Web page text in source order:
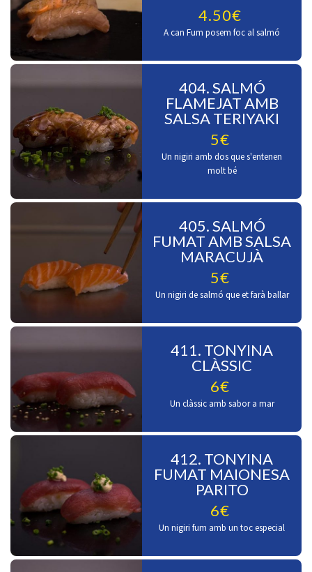
4.50€
A can Fum posem foc al salmó
404. SALMÓ
FLAMEJAT AMB
SALSA TERIYAKI
5€
Un nigiri amb dos que s'entenen
molt bé
405. SALMÓ
FUMAT AMB SALSA
MARACUJÀ
5€
Un nigiri de salmó que et farà ballar
411. TONYINA
CLÀSSIC
6€
Un clàssic amb sabor a mar
412. TONYINA
FUMAT MAIONESA
PARITO
6€
Un nigiri fum amb un toc especial